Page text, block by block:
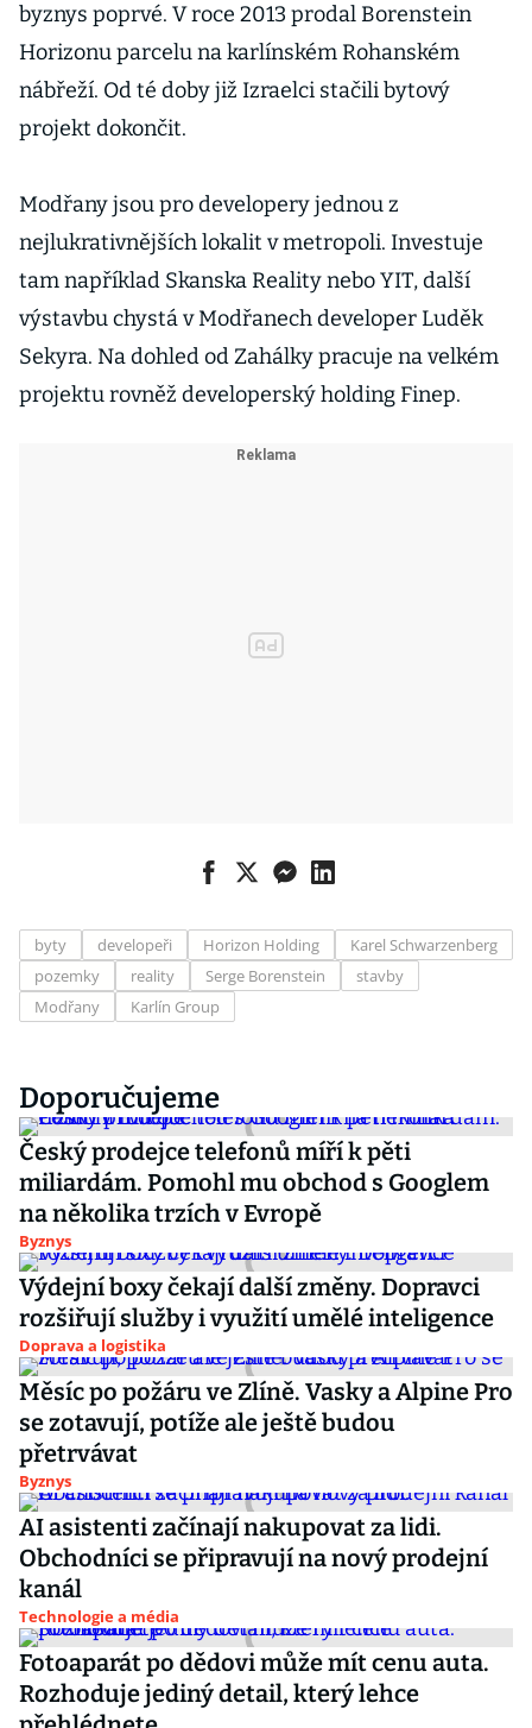
byznys poprvé. V roce 2013 prodal Borenstein
Horizonu parcelu na karlínském Rohanském
nábřeží. Od té doby již Izraelci stačili bytový
projekt dokončit.
Modřany jsou pro developery jednou z
nejlukrativnějších lokalit v metropoli. Investuje
tam například Skanska Reality nebo YIT, další
výstavbu chystá v Modřanech developer Luděk
Sekyra. Na dohled od Zahálky pracuje na velkém
projektu rovněž developerský holding Finep.
byty developeři Horizon Holding
Karel Schwarzenberg
pozemky
reality Serge Borenstein
stavby
Modřany
Karlín Group
Doporučujeme
Český prodejce telefonů míří k pěti
miliardám. Pomohl mu obchod s Googlem
na několika trzích v Evropě
Byznys
Výdejní boxy čekají další změny. Dopravci
rozšiřují služby i využití umělé inteligence
Doprava a logistika
Měsíc po požáru ve Zlíně. Vasky a Alpine Pro
se zotavují, potíže ale ještě budou
přetrvávat
Byznys
AI asistenti začínají nakupovat za lidi.
Obchodníci se připravují na nový prodejní
kanál
Technologie a média
Fotoaparát po dědovi může mít cenu auta.
Rozhoduje jediný detail, který lehce